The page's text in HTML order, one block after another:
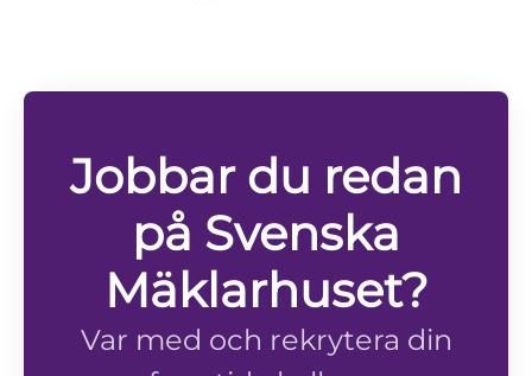
Jobbar du redan
på Svenska
Mäklarhuset?
Var med och rekrytera din